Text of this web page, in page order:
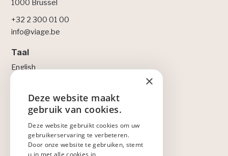
1000 Brussel
+32 2 300 01 00
info@viage.be
Taal
English
Legal
Privacybeleid
Cookiebeleid
Lidmaatschapsovereenkomst
FRANÇAIS
×
Deze website maakt
gebruik van cookies.
Deze website gebruikt cookies om uw
gebruikerservaring te verbeteren.
Door onze website te gebruiken, stemt
u in met alle cookies in